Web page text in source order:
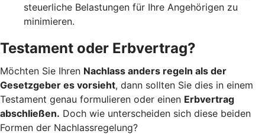
steuerliche Belastungen für Ihre Angehörigen zu
minimieren.
Testament oder Erbvertrag?
Möchten Sie Ihren Nachlass anders regeln als der
Gesetzgeber es vorsieht, dann sollten Sie dies in einem
Testament genau formulieren oder einen Erbvertrag
abschließen. Doch wie unterscheiden sich diese beiden
Formen der Nachlassregelung?